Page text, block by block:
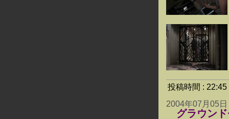
投稿時間 :
2004年07月05日
グラウン